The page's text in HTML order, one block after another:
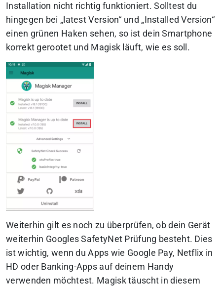
Installation nicht richtig funktioniert. Solltest du
hingegen bei „latest Version“ und „Installed Version“
einen grünen Haken sehen, so ist dein Smartphone
korrekt gerootet und Magisk läuft, wie es soll.
Weiterhin gilt es noch zu überprüfen, ob dein Gerät
weiterhin Googles SafetyNet Prüfung besteht. Dies
ist wichtig, wenn du Apps wie Google Pay, Netflix in
HD oder Banking-Apps auf deinem Handy
verwenden möchtest. Magisk täuscht in diesem